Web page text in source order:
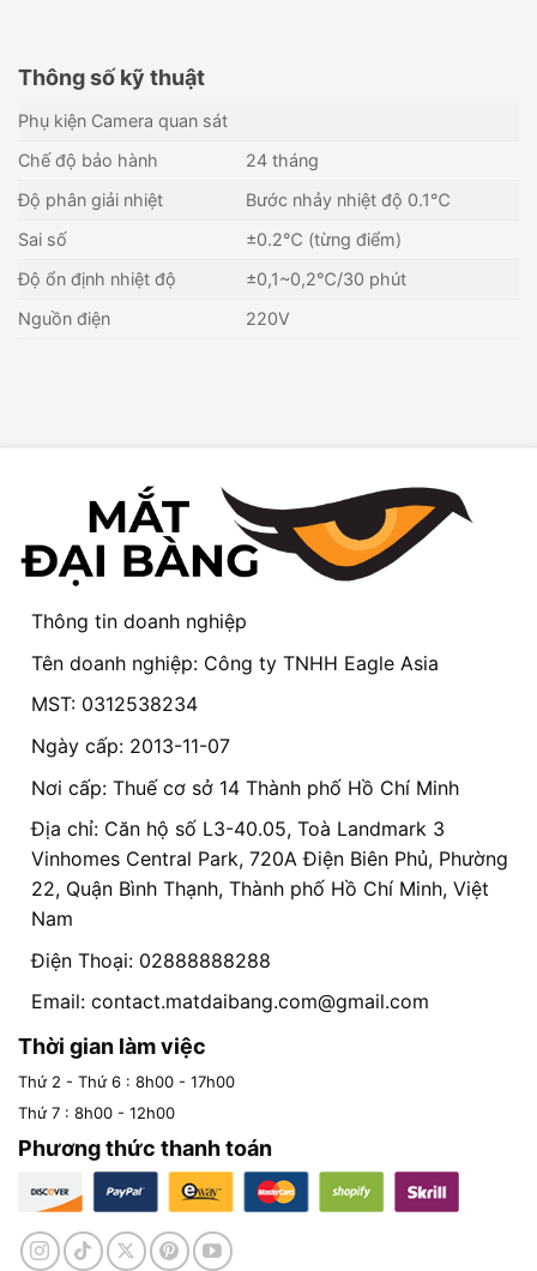
Thông số kỹ thuật
Phụ kiện Camera quan sát
Chế độ bảo hành
24 tháng
Độ phân giải nhiệt
Bước nhảy nhiệt độ 0.1℃
Sai số
±0.2℃ (từng điểm)
Độ ổn định nhiệt độ
±0,1~0,2℃/30 phút
Nguồn điện
220V
Thông tin doanh nghiệp
Tên doanh nghiệp: Công ty TNHH Eagle Asia
MST: 0312538234
Ngày cấp: 2013-11-07
Nơi cấp: Thuế cơ sở 14 Thành phố Hồ Chí Minh
Địa chỉ: Căn hộ số L3-40.05, Toà Landmark 3
Vinhomes Central Park, 720A Điện Biên Phủ, Phường
22, Quận Bình Thạnh, Thành phố Hồ Chí Minh, Việt
Nam
Điện Thoại: 02888888288
Email: contact.matdaibang.com@gmail.com
Thời gian làm việc
Thứ 2 - Thứ 6 : 8h00 - 17h00
Thứ 7 : 8h00 - 12h00
Phương thức thanh toán